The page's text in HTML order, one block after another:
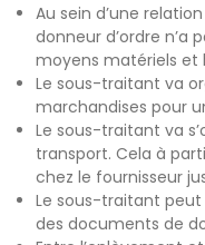
Au sein d’une
donneur d’ordre n’a
moyens matériels
Le sous-traitant va
marchandises pour
Le sous-traitant va
transport. Cela à
chez le fournisseur
Le sous-traitant peut
des documents de